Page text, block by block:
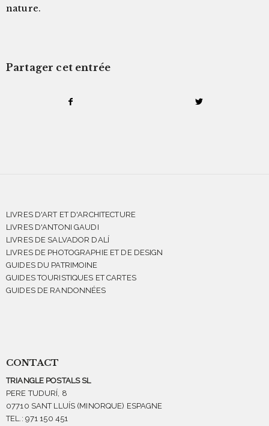
nature.
Partager cet entrée
LIVRES D'ART ET D'ARCHITECTURE
LIVRES D'ANTONI GAUDI
LIVRES DE SALVADOR DALÍ
LIVRES DE PHOTOGRAPHIE ET DE DESIGN
GUIDES DU PATRIMOINE
GUIDES TOURISTIQUES ET CARTES
GUIDES DE RANDONNÉES
CONTACT
TRIANGLE POSTALS SL
PERE TUDURÍ, 8
07710 SANT LLUÍS (MINORQUE) ESPAGNE
TEL.: 971 150 451